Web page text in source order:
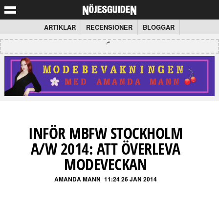
ARTIKLAR RECENSIONER BLOGGAR
INFÖR MBFW STOCKHOLM
A/W 2014: ATT ÖVERLEVA
MODEVECKAN
AMANDA MANN 11:24 26 JAN 2014